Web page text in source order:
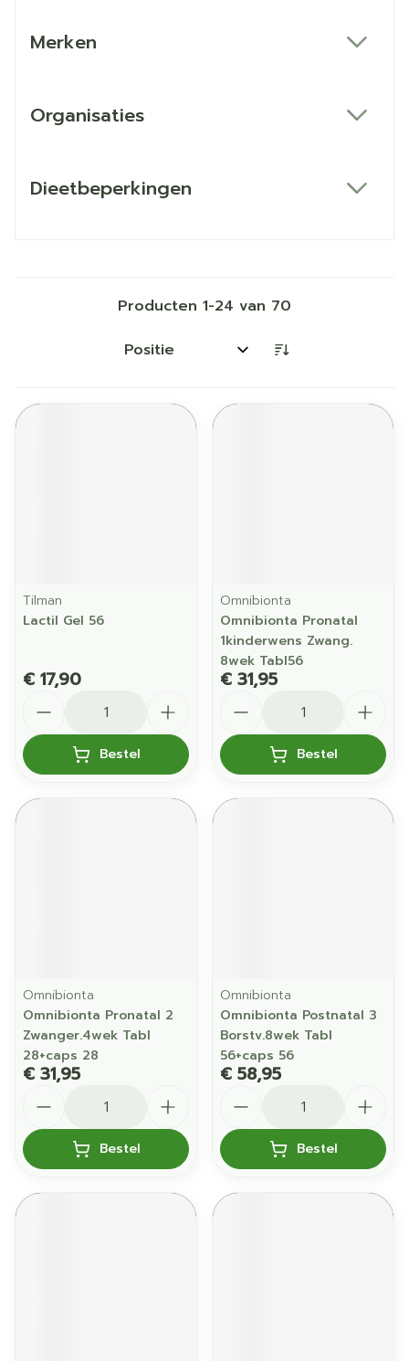
Merken
Organisaties
Dieetbeperkingen
Producten 1-24 van 70
Sorteer op:
Tilman
Lactil Gel 56
€ 17,90
Bestel
Omnibionta
Omnibionta Pronatal
1kinderwens Zwang.
8wek Tabl56
€ 31,95
Bestel
Omnibionta
Omnibionta Pronatal 2
Zwanger.4wek Tabl
28+caps 28
€ 31,95
Bestel
Omnibionta
Omnibionta Postnatal 3
Borstv.8wek Tabl
56+caps 56
€ 58,95
Bestel